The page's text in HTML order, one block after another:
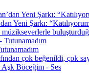
Yeni Şarkı:
çok beğenildi, çok